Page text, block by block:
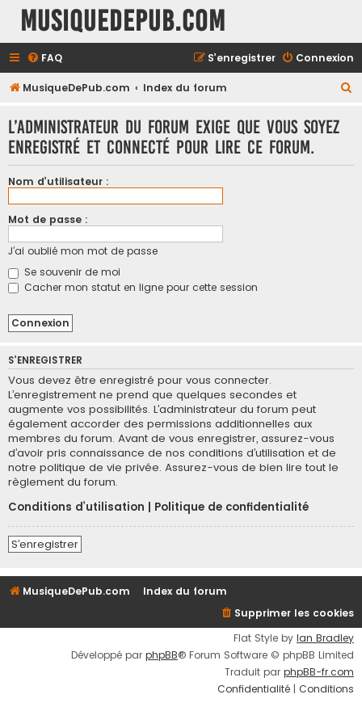
MusiqueDePub.com
FAQ Connexion
S’enregistrer
MusiqueDePub.com Index du forum
L’administrateur du forum exige que vous soyez
enregistré et connecté pour lire ce forum.
Nom d’utilisateur :
Mot de passe :
J’ai oublié mon mot de passe
Se souvenir de moi
Cacher mon statut en ligne pour cette session
S’ENREGISTRER
Vous devez être enregistré pour vous connecter.
L’enregistrement ne prend que quelques secondes et
augmente vos possibilités. L’administrateur du forum peut
également accorder des permissions additionnelles aux
membres du forum. Avant de vous enregistrer, assurez-vous
d’avoir pris connaissance de nos conditions d’utilisation et de
notre politique de vie privée. Assurez-vous de bien lire tout le
règlement du forum.
Conditions d’utilisation
Politique de confidentialité
S’enregistrer
MusiqueDePub.com
Index du forum
Supprimer les cookies
Flat Style by Ian Bradley
Développé par phpBB® Forum Software © phpBB Limited
Traduit par phpBB-fr.com
Confidentialité | Conditions